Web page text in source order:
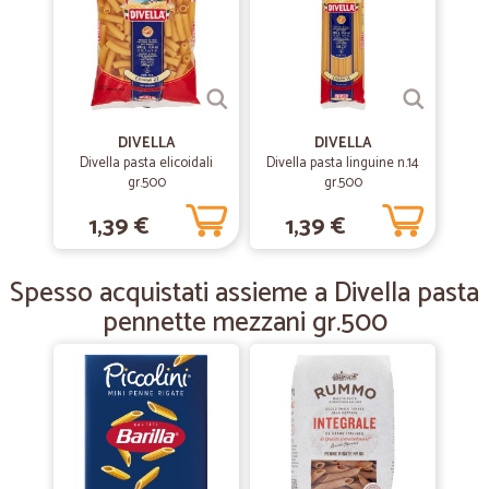
—Vincenzo S.
precisi e affidabili
precisi e affidabili
—Faustina C.
Ottimi prodotti a prezzi…
Ottimi prodotti a prezzi convenientissimi., consegnati a domicilio nei
DIVELLA
Divella pasta elicoidali
gr.500
1,39 €
DIVELLA
Divella pasta linguine n.14
gr.500
1,39 €
Spesso acquistati assieme a Divella pasta
pennette mezzani gr.500